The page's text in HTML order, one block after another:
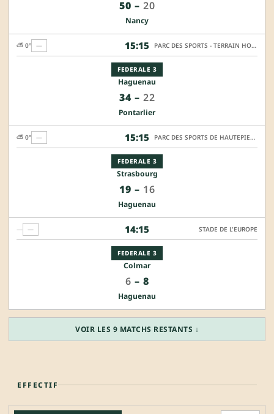
50 – 20
Nancy
15:15
FEDERALE 3
Haguenau
34– 22
Pontarlier
⛅ 0° — PARC DES SPORTS - TERRAIN HONNEUR
15:15
FEDERALE 3
Strasbourg
19 – 16
Haguenau
⛅ 0° — PARC DES SPORTS DE HAUTEPIERRE - TERRAIN HONNEUR
14:15
FEDERALE 3
Colmar
6 – 8
Haguenau
— — STADE DE L'EUROPE
VOIR LES 9 MATCHS RESTANTS ↓
EFFECTIF